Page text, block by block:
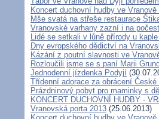
Koncert duchovní hudby ve
Mše svatá na střeše restaurace
Vranovské varhany zazní i na
Lidé se setkali v lůně přírody u
Dny evropského dědictví na
Kázání z poutní slavnosti ve
Rozloučili jsme se s paní Marii
Jednodenní jízdenka Podyjí
Třídenní adorace za obrácení České
Prázdninový pobyt pro maminky s
KONCERT DUCHOVNÍ HUDBY -
Vranovská porta 2013 (25.06.2013)